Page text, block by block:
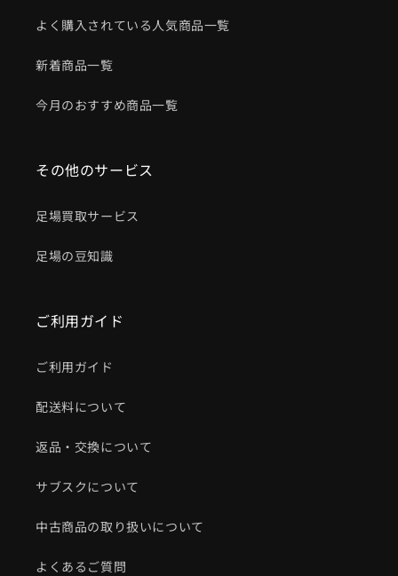
よく購入されている人気商品一覧
新着商品一覧
今月のおすすめ商品一覧
その他のサービス
足場買取サービス
足場の豆知識
ご利用ガイド
ご利用ガイド
配送料について
返品・交換について
サブスクについて
中古商品の取り扱いについて
よくあるご質問